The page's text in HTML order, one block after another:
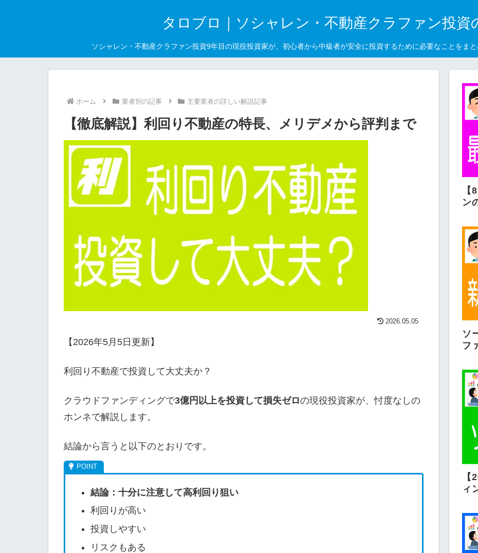
タロブロ｜ソシャレン・不動産クラファン投資
ソシャレン・不動産クラファン投資9年目の現役投資家が、初心者から中級者が安全に投資するために必要なことをま
ホーム 業者別の記事 主要業者の詳しい解説記事
【徹底解説】利回り不動産の特長、メリデメから評判まで
2026.05.05
【2026年5月5日更新】
利回り不動産で投資して大丈夫か？
クラウドファンディングで3億円以上を投資して損失ゼロの現役投資家が、忖度なしの
ホンネで解説します。
結論から言うと以下のとおりです。
結論：十分に注意して高利回り狙い
利回りが高い
投資しやすい
リスクもある
ン
ソ
フ
ィ